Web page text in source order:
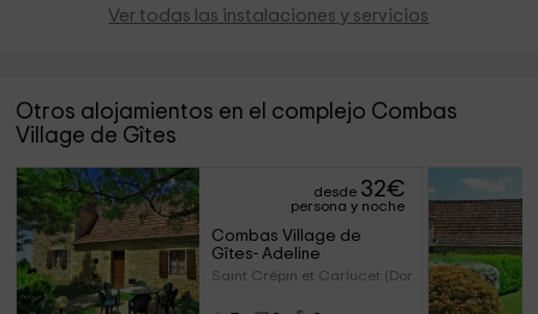
Ver todas las instalaciones y servicios
Otros alojamientos en el complejo Combas
Village de Gîtes
desde 32€
persona y noche
Combas Village de
Gîtes- Adeline
Saint Crépin et Carlucet (Dor